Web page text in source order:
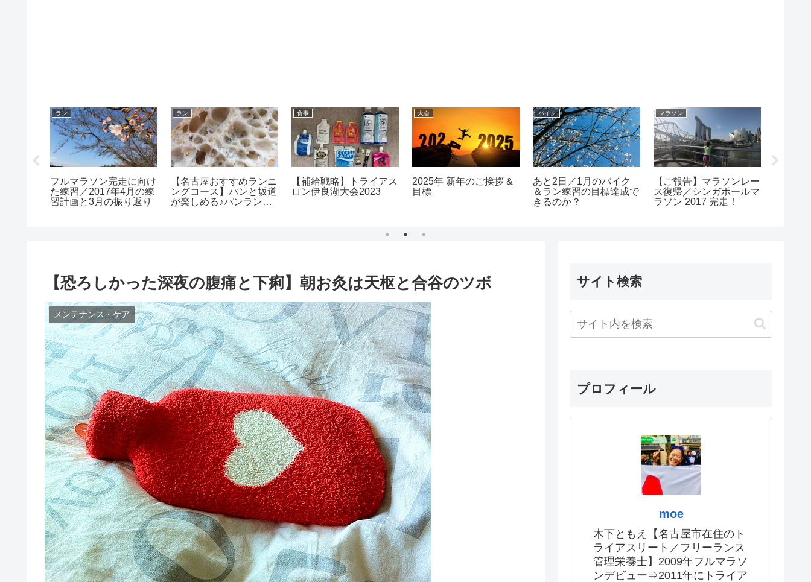
ラン
フルマラソン完走に向け
た練習／2017年4月の練
習計画と3月の振り返り
ラン
【名古屋おすすめランニ
ングコース】パンと坂道
が楽しめる♪パンラン東
食事
【補給戦略】トライアス
ロン伊良湖大会2023
大会
2025年 新年のご挨拶 &
目標
バイク
あと2日／1月のバイク
＆ラン練習の目標達成で
きるのか？
マラソン
【ご報告】マラソンレー
ス復帰／シンガポールマ
ラソン 2017 完走！
【恐ろしかった深夜の腹痛と下痢】朝お灸は天枢と合谷のツボ
メンテナンス・ケア
サイト検索
プロフィール
moe
木下ともえ【名古屋市在住のト
ライアスリート／フリーランス
管理栄養士】2009年フルマラソ
ンデビュー⇒2011年にトライア